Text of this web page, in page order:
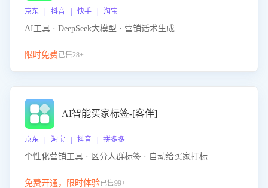
京东 | 抖音 | 快手 | 淘宝
AI工具 · DeepSeek大模型 · 营销话术生成
限时免费已售28+
AI智能买家标签-[客伴]
京东 | 淘宝 | 抖音 | 拼多多
个性化营销工具 · 区分人群标签 · 自动给买家打标
免费开通，限时体验已售99+